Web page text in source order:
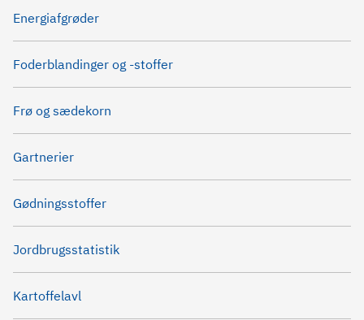
Energiafgrøder
Foderblandinger og -stoffer
Frø og sædekorn
Gartnerier
Gødningsstoffer
Jordbrugsstatistik
Kartoffelavl